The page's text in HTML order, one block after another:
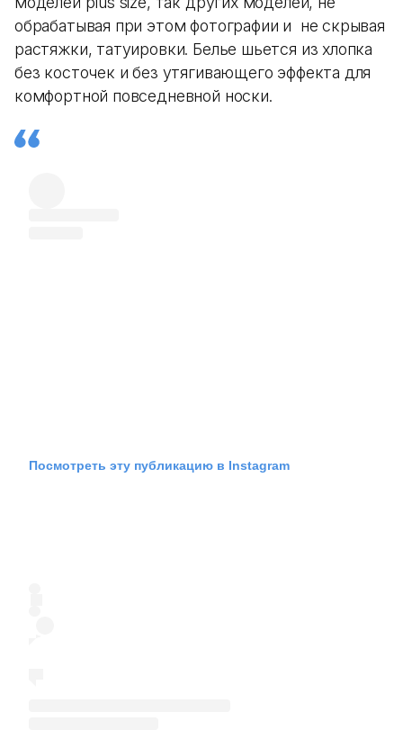
обрабатывая при этом фотографии и не скрывая
растяжки, татуировки. Белье шьется из хлопка
без косточек и без утягивающего эффекта для
комфортной повседневной носки.
Посмотреть эту публикацию в Instagram